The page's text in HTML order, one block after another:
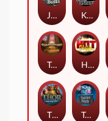
Tractor Beam
Hot Nudge
Tomb of Akhenaten
Jingle Balls
Thor: Hammer Time
Karen Maneater